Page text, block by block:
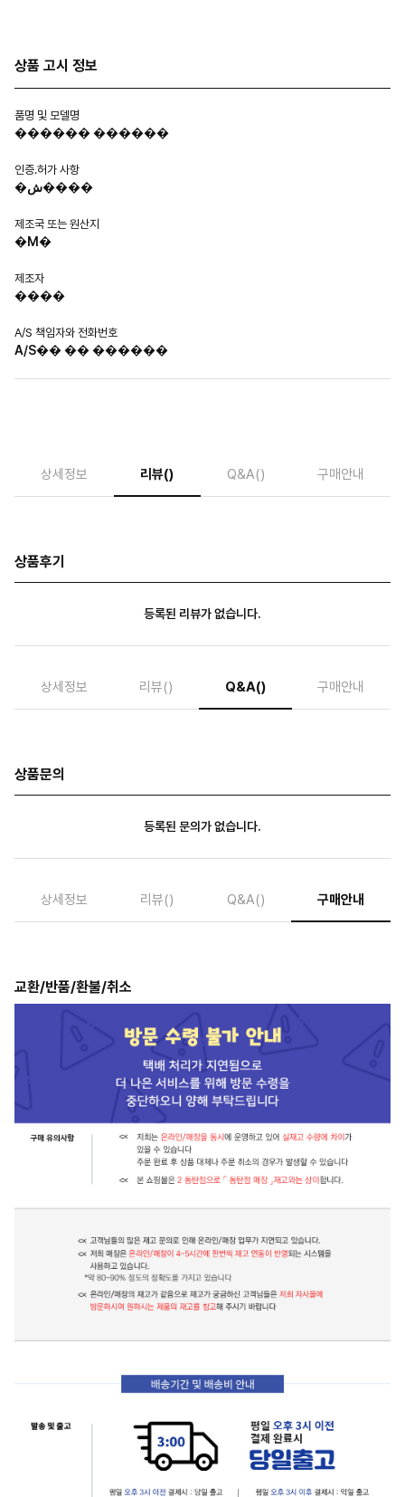
상품 고시 정보
품명 및 모델명
������ ������
인증.허가 사항
�ش����
제조국 또는 원산지
�Ϻ�
제조자
����
A/S 책임자와 전화번호
A/S�� �� ������
상세정보 리뷰() Q&A() 구매안내
상품후기
등록된 리뷰가 없습니다.
상세정보 리뷰() Q&A() 구매안내
상품문의
등록된 문의가 없습니다.
상세정보 리뷰() Q&A() 구매안내
교환/반품/환불/취소